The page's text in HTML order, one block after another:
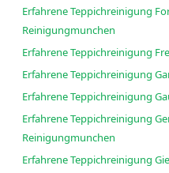
Erfahrene Teppichreinigung
Reinigungmunchen
Erfahrene Teppichreinigung
Reinigungmunchen